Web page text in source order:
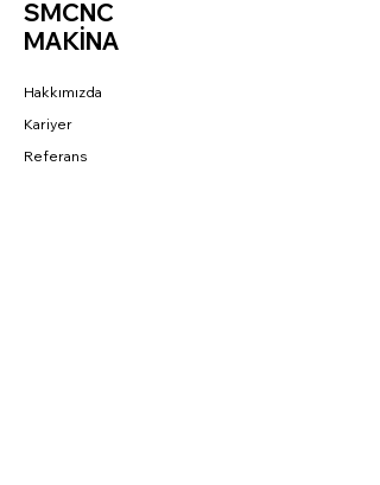
SMCNC
MAKİNA
Hakkımızda
Kariyer
Referans